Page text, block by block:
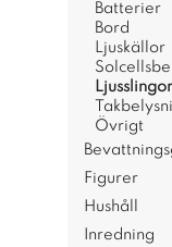
Batterier
Bord
Ljuskällor
Ljusslingor
Övrigt
Figurer
Hushåll
Inredning